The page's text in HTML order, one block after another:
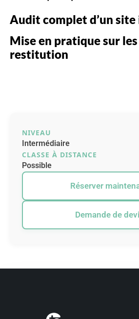
Audit complet d’un
Mise en pratique sur
restitution
NIVEAU
Intermédiaire
CLASSE À DISTANCE
Possible
Réserver
Demande de